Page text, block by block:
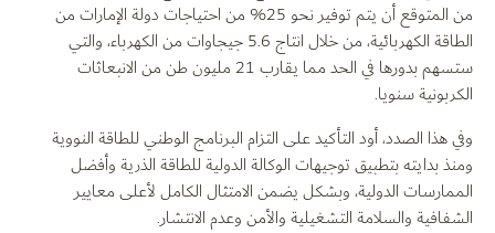
من المتوقع أن يتم توفير نحو 25% من احتياجات دولة الإمارات من
الطاقة الكهربائية، من خلال انتاج 5.6 جيجاوات من الكهرباء، والتي
ستسهم بدورها في الحد مما يقارب 21 مليون طن من الانبعاثات
الكربونية سنويا.
وفي هذا الصدد، أود التأكيد على التزام البرنامج الوطني للطاقة النووية
ومنذ بدايته بتطبيق توجيهات الوكالة الدولية للطاقة الذرية وأفضل
الممارسات الدولية، وبشكل يضمن الامتثال الكامل لأعلى معايير
الشفافية والسلامة التشغيلية والأمن وعدم الانتشار.